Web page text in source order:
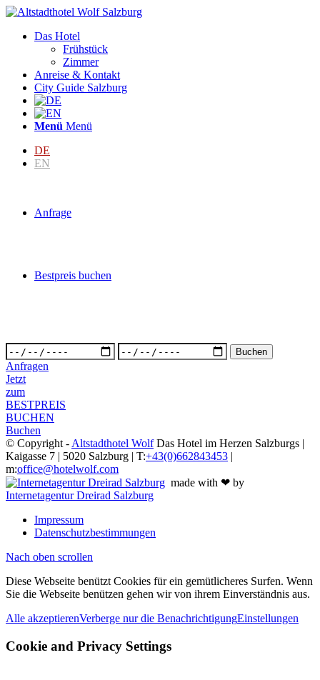
Das Hotel
Frühstück
Zimmer
Anreise & Kontakt
City Guide Salzburg
Menü Menü
DE
EN
Anfrage
Bestpreis buchen
Anfragen
Jetzt
zum
BESTPREIS
BUCHEN
Buchen
© Copyright - Altstadthotel WolfDas Hotel im Herzen Salzburgs |
Kaigasse 7 | 5020 Salzburg | T:+43(0)662843453 |
m:office@hotelwolf.com
made with ❤ by
Internetagentur Dreirad Salzburg
Impressum
Datenschutzbestimmungen
Nach oben scrollen
Diese Webseite benützt Cookies für ein gemütlicheres Surfen. Wenn
Sie die Webseite benützen gehen wir von ihrem Einverständnis aus.
Alle akzeptierenVerberge nur die BenachrichtigungEinstellungen
Cookie and Privacy Settings